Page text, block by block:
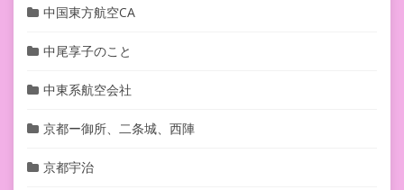
中国東方航空CA
中尾享子のこと
中東系航空会社
京都ー御所、二条城、西陣
京都宇治